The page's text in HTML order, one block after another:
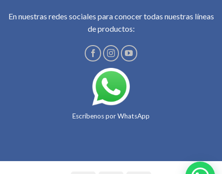
En nuestras redes sociales para conocer todas nuestras líneas
de productos:
Escríbenos por WhatsApp